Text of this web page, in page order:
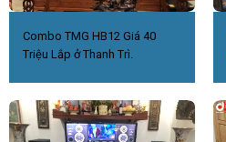
Combo TMG HB12 Giá 40
Triệu Lắp ở Thanh Trì.